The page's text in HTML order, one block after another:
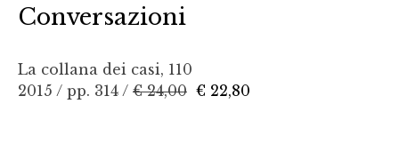
Conversazioni
La collana dei casi, 110
2015 / pp. 314 / € 24,00 € 22,80